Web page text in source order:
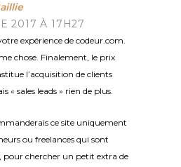
2017 À 17H27
expérience de codeur.com.
chose. Finalement, le prix
l’acquisition de clients
« sales leads » rien de plus.
ce site uniquement
ou freelances qui sont
pour chercher un petit extra de